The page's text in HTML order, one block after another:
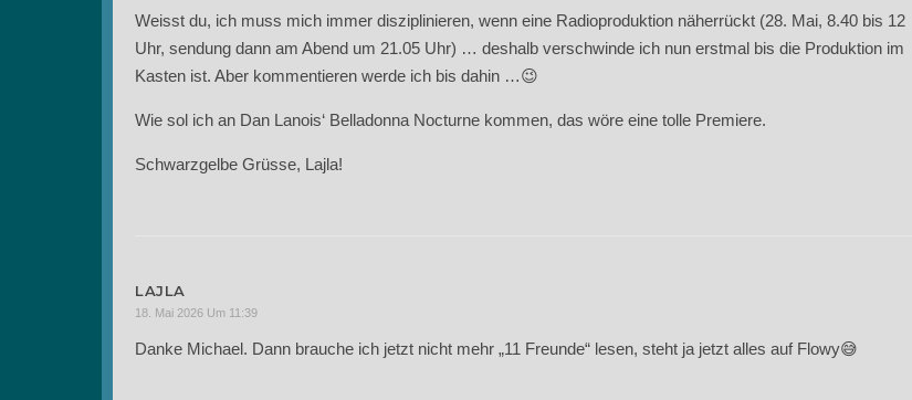
Weisst du, ich muss mich immer disziplinieren, wenn eine Radioproduktion näherrückt (28. Mai, 8.40 bis 12
Uhr, sendung dann am Abend um 21.05 Uhr) … deshalb verschwinde ich nun erstmal bis die Produktion im
Kasten ist. Aber kommentieren werde ich bis dahin …😉
Wie sol ich an Dan Lanois‘ Belladonna Nocturne kommen, das wöre eine tolle Premiere.
Schwarzgelbe Grüsse, Lajla!
LAJLA
18. Mai 2026 Um 11:39
Danke Michael. Dann brauche ich jetzt nicht mehr „11 Freunde“ lesen, steht ja jetzt alles auf Flowy😅